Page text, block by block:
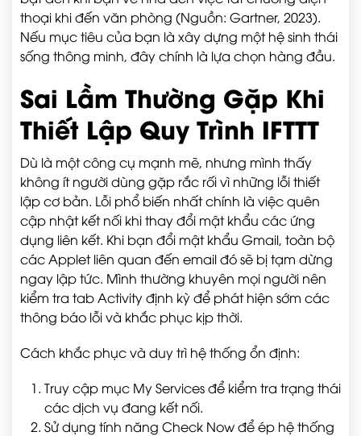
thoại khi đến văn phòng (Nguồn: Gartner, 2023).
Nếu mục tiêu của bạn là xây dựng một hệ sinh thái
sống thông minh, đây chính là lựa chọn hàng đầu.
Sai Lầm Thường Gặp Khi
Thiết Lập Quy Trình IFTTT
Dù là một công cụ mạnh mẽ, nhưng mình thấy
không ít người dùng gặp rắc rối vì những lỗi thiết
lập cơ bản. Lỗi phổ biến nhất chính là việc quên
cập nhật kết nối khi thay đổi mật khẩu các ứng
dụng liên kết. Khi bạn đổi mật khẩu Gmail, toàn bộ
các Applet liên quan đến email đó sẽ bị tạm dừng
ngay lập tức. Mình thường khuyên mọi người nên
kiểm tra tab Activity định kỳ để phát hiện sớm các
thông báo lỗi và khắc phục kịp thời.
Cách khắc phục và duy trì hệ thống ổn định:
Truy cập mục My Services để kiểm tra trạng thái
các dịch vụ đang kết nối.
Sử dụng tính năng Check Now để ép hệ thống